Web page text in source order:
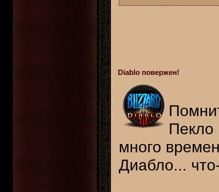
Diablo повержен!
Пекло
много
Диабло...